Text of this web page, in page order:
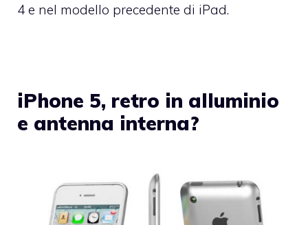
4 e nel modello precedente di iPad.
iPhone 5, retro in alluminio
e antenna interna?